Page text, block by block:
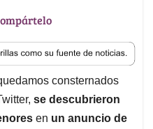
consternados
se descubrieron
en un anuncio de